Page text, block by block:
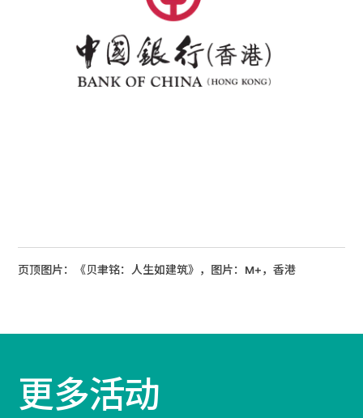
页顶图片：《贝聿铭：人生如建筑》，图片：M+，香港
更多活动